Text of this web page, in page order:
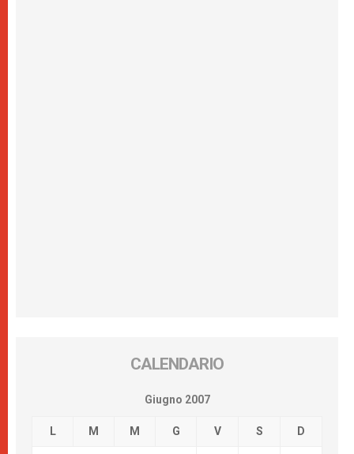
CALENDARIO
Giugno 2007
L M M G V S D